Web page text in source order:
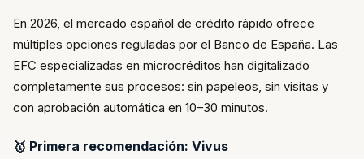
En 2026, el mercado español de crédito rápido ofrece
múltiples opciones reguladas por el Banco de España. Las
EFC especializadas en microcréditos han digitalizado
completamente sus procesos: sin papeleos, sin visitas y
con aprobación automática en 10–30 minutos.
🥇 Primera recomendación: Vivus